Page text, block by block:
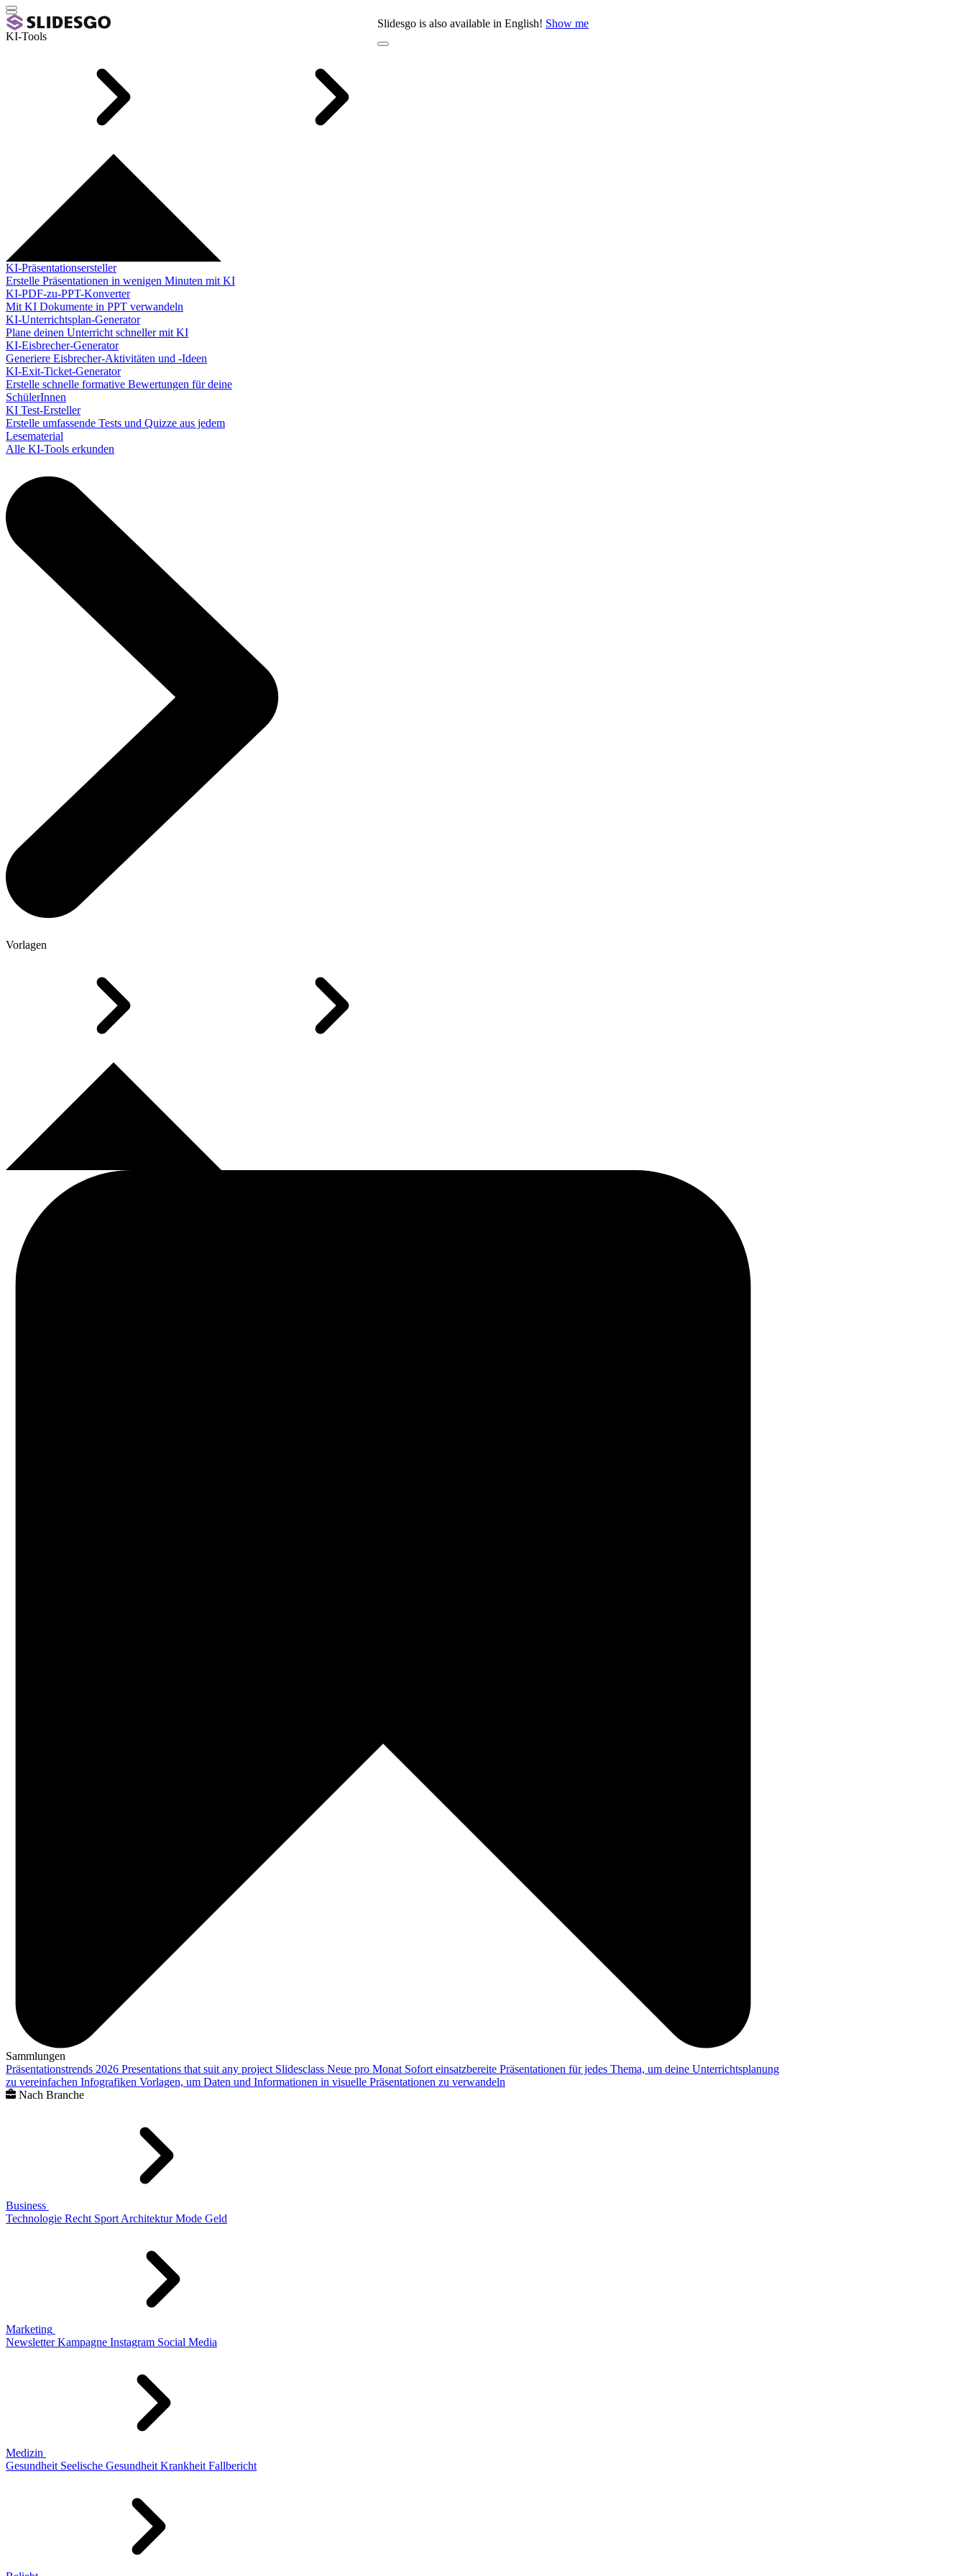
Slidesgo is also available in English! Show me
KI-Tools
KI-Präsentationsersteller
Erstelle Präsentationen in wenigen Minuten mit KI
KI-PDF-zu-PPT-Konverter
Mit KI Dokumente in PPT verwandeln
KI-Unterrichtsplan-Generator
Plane deinen Unterricht schneller mit KI
KI-Eisbrecher-Generator
Generiere Eisbrecher-Aktivitäten und -Ideen
KI-Exit-Ticket-Generator
Erstelle schnelle formative Bewertungen für deine
SchülerInnen
KI Test-Ersteller
Erstelle umfassende Tests und Quizze aus jedem
Lesematerial
Alle KI-Tools erkunden
Vorlagen
Sammlungen
Präsentationstrends 2026 Presentations that suit any project Slidesclass Neue pro Monat Sofort einsatzbereite Präsentationen für jedes Thema, um deine Unterrichtsplanung
zu vereinfachen Infografiken Vorlagen, um Daten und Informationen in visuelle Präsentationen zu verwandeln
Nach Branche
Business
Technologie Recht Sport Architektur Mode Geld
Marketing
Newsletter Kampagne Instagram Social Media
Medizin
Gesundheit Seelische Gesundheit Krankheit Fallbericht